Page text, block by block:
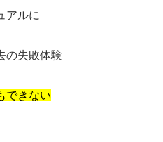
アルに
の失敗体験
できない